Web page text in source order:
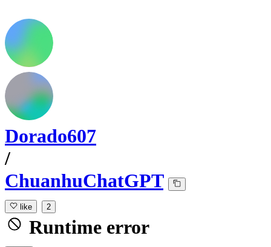
Dorado607
/
ChuanhuChatGPT
like 2
Runtime error